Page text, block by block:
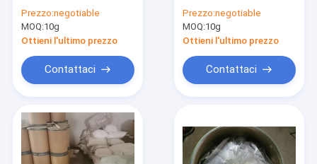
Cyclohexanediacetic
Gabapentin acido per
mal di denti
Prezzo:negotiable
MOQ:10g
Ottieni l'ultimo prezzo
Contattaci
Gabapentin per ansia
nel dolore anziano di
artrite
Prezzo:negotiable
MOQ:10g
Ottieni l'ultimo prezzo
Contattaci